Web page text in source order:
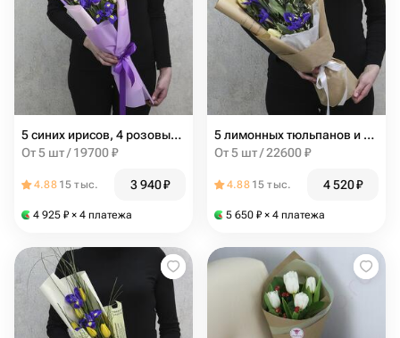
5 синих ирисов, 4 розовых тюльпана и белый гиперикум с зеленью в упаковке
От 5 шт / 19700 ₽
4.88 15 тыс. 3 940₽
4 925 ₽ × 4 платежа
5 лимонных тюльпанов и 3 синих ириса с зеленью в упаковке
От 5 шт / 22600 ₽
4.88 15 тыс. 4 520₽
5 650 ₽ × 4 платежа